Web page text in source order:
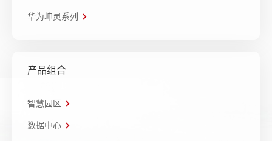
华为坤灵系列
产品组合
智慧园区
数据中心